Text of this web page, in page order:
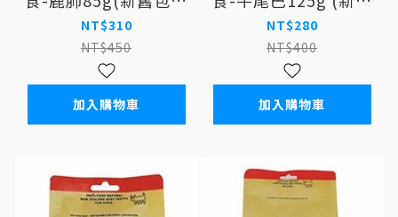
交替中 實際依照出貨
為主) 狗零食
NT$310
NT$450
加入購物車
包裝交替中 實際依照
出貨為主) 狗零食
NT$280
NT$400
加入購物車